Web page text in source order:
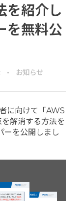
を紹介し
を無料公
お知らせ
に向けて「AWS
解消する方法を
ーを公開しまし